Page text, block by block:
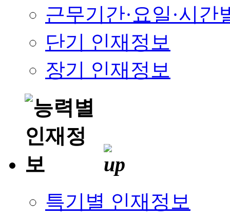
근무기간·요일·시간
단기 인재정보
장기 인재정보
특기별 인재정보